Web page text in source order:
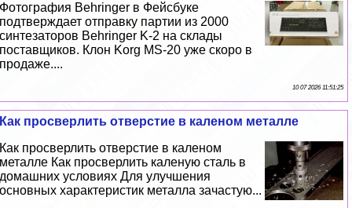
Фотография Behringer в Фейсбуке
подтверждает отправку партии из 2000
синтезаторов Behringer K-2 на склады
поставщиков. Клон Korg MS-20 уже скоро в
продаже....
10 07 2026 11:51:25
Как просверлить отверстие в каленом металле
Как просверлить отверстие в каленом
металле Как просверлить каленую сталь в
домашних условиях Для улучшения
основных хаpaктеристик металла зачастую...